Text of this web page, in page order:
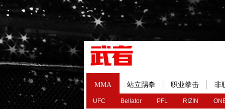
MMA
UFC Bellator PFL RIZIN
站立踢拳 职业拳击 非